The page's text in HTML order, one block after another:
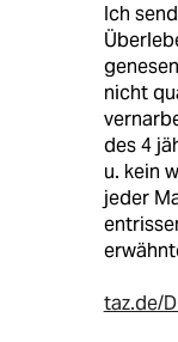
Ich
nicht
des 4
u. kein
jeder
taz.de/